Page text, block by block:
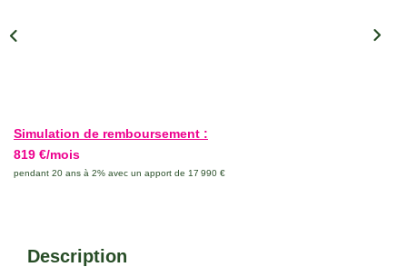
Simulation de remboursement :
819 €/mois
pendant 20 ans à 2% avec un apport de 17 990 €
Description